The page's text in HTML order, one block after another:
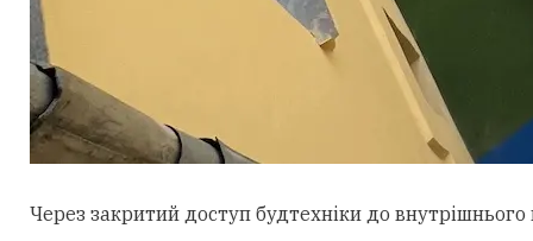
Через закритий доступ будтехніки до